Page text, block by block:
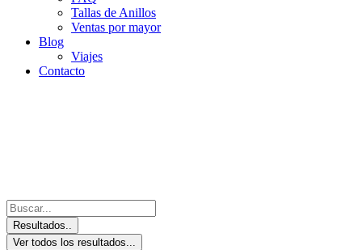
Tallas de Anillos
Ventas por mayor
Blog
Viajes
Contacto
Resultados..
Ver todos los resultados...